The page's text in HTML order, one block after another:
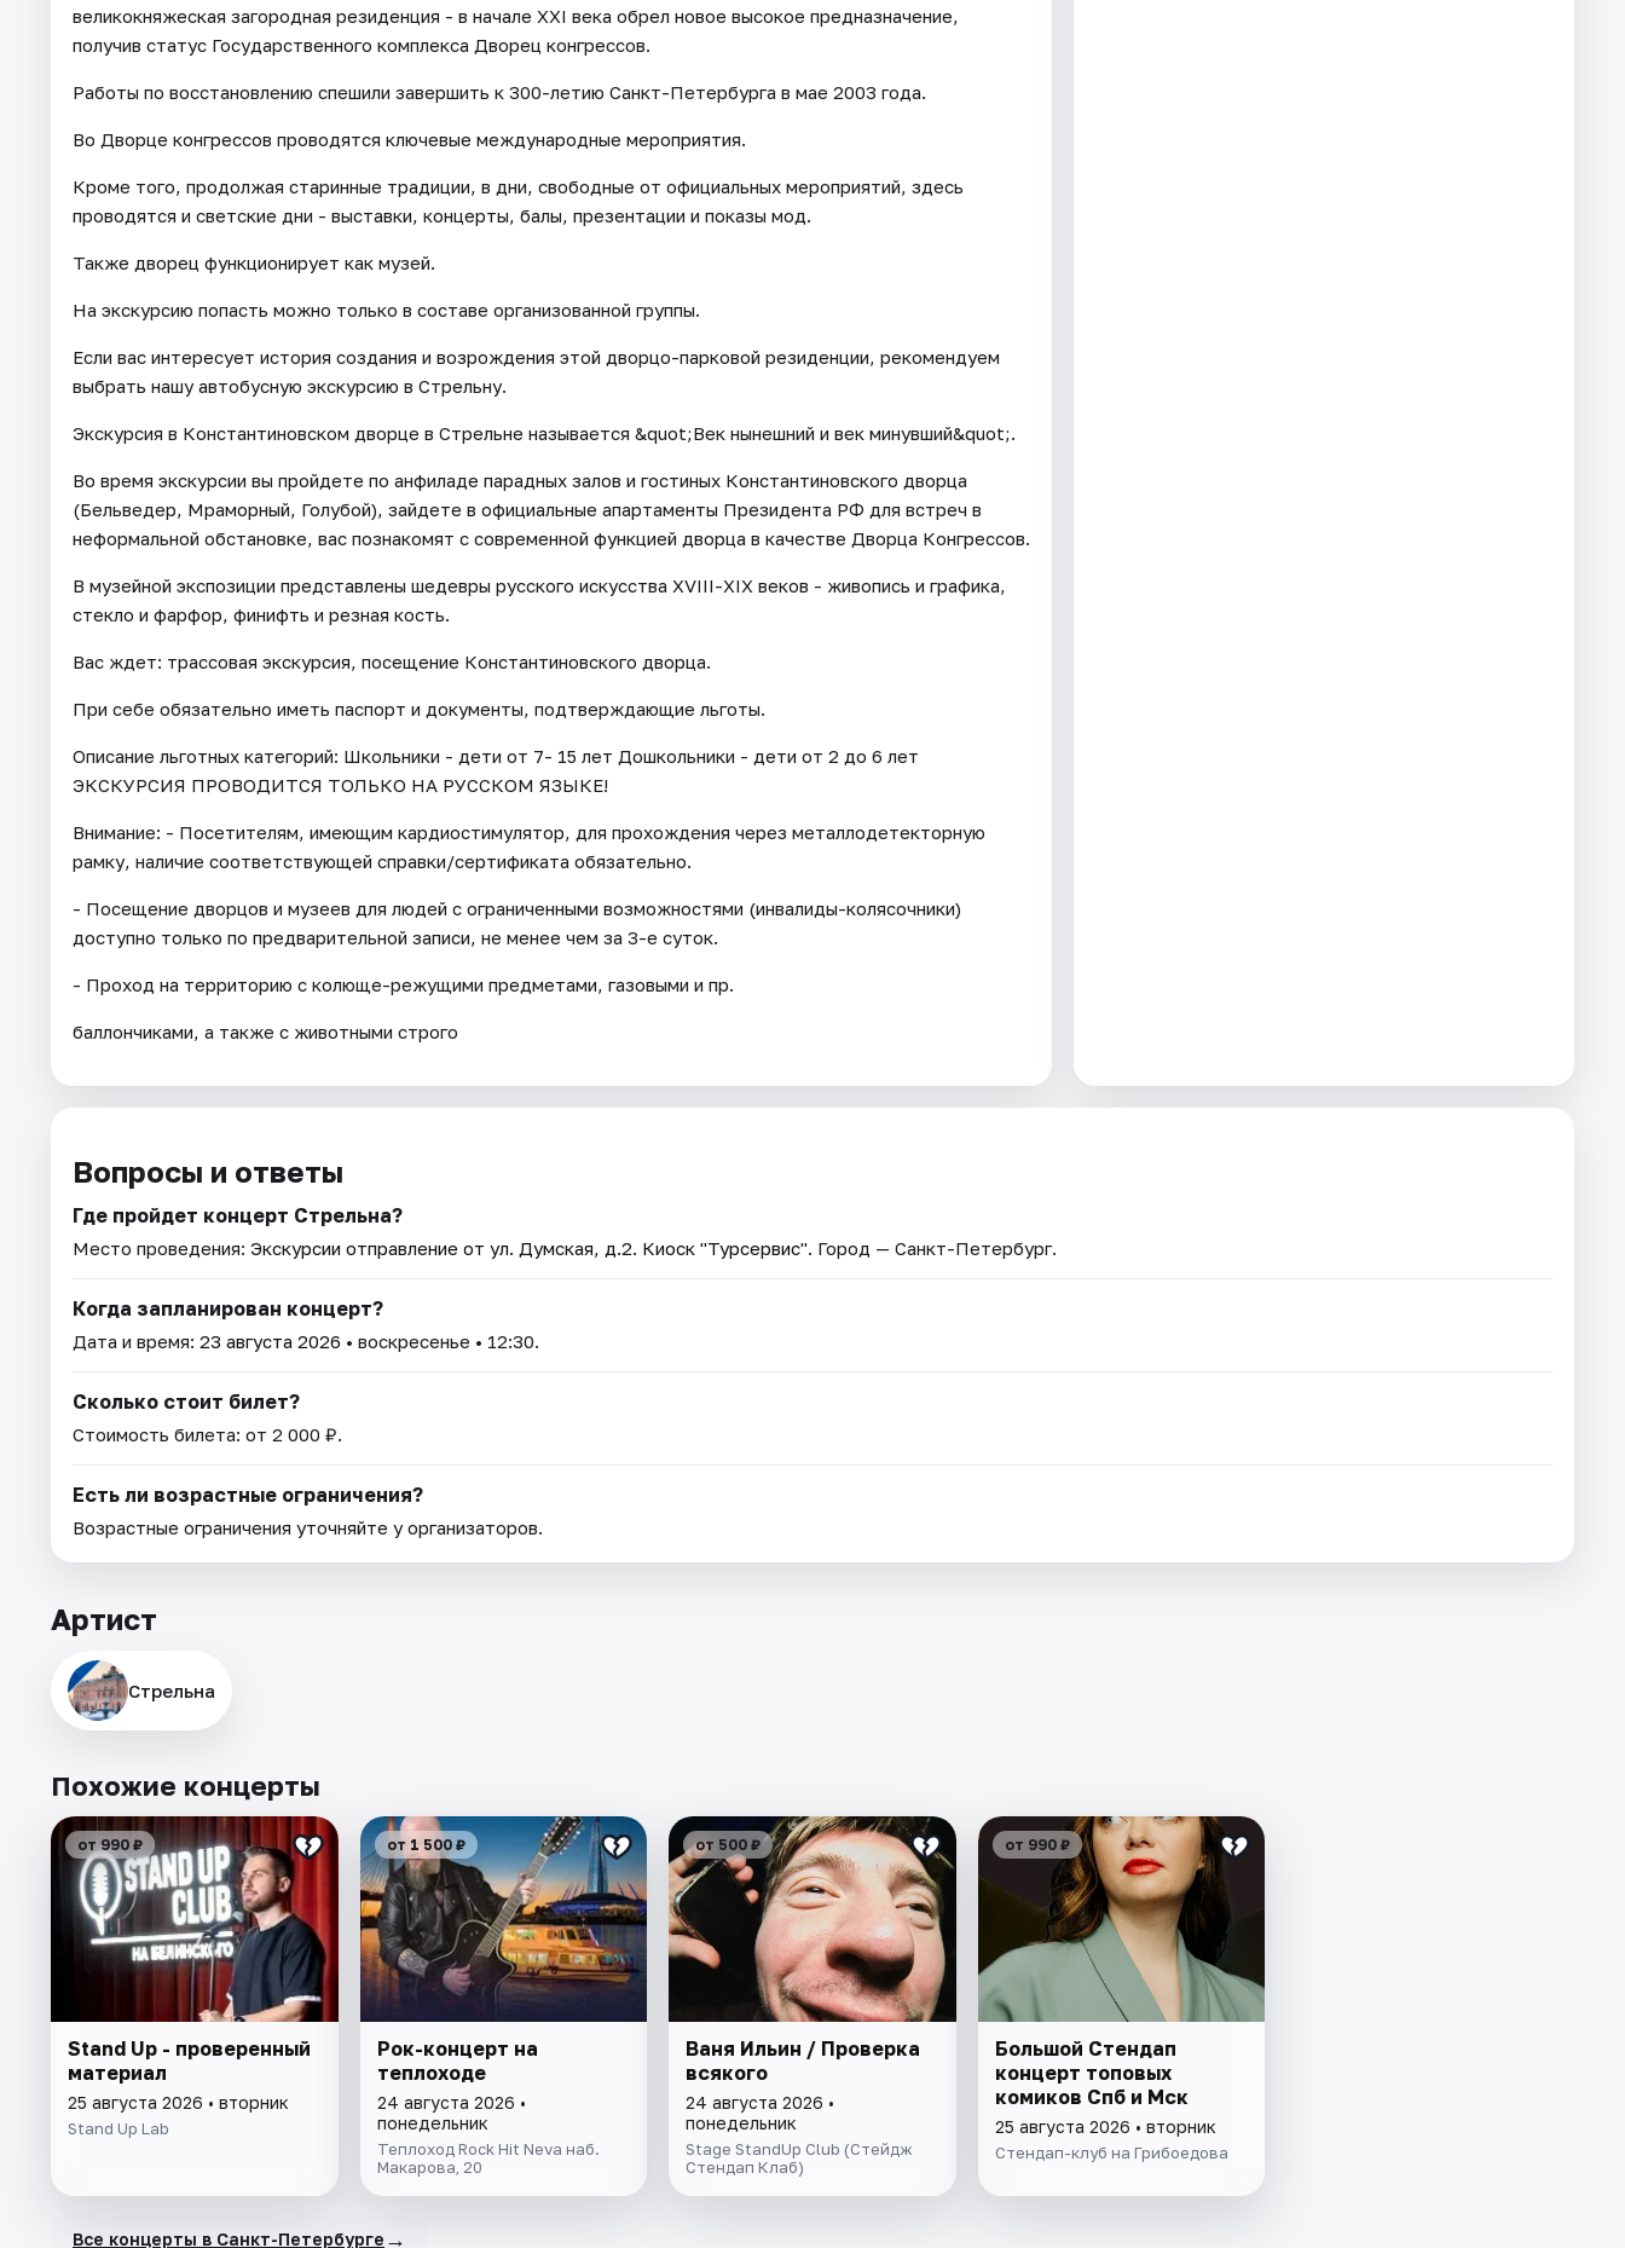
великокняжеская загородная резиденция - в начале XXI века обрел новое высокое предназначение,
получив статус Государственного комплекса Дворец конгрессов.
Работы по восстановлению спешили завершить к 300-летию Санкт-Петербурга в мае 2003 года.
Во Дворце конгрессов проводятся ключевые международные мероприятия.
Кроме того, продолжая старинные традиции, в дни, свободные от официальных мероприятий, здесь
проводятся и светские дни - выставки, концерты, балы, презентации и показы мод.
Также дворец функционирует как музей.
На экскурсию попасть можно только в составе организованной группы.
Если вас интересует история создания и возрождения этой дворцо-парковой резиденции, рекомендуем
выбрать нашу автобусную экскурсию в Стрельну.
Экскурсия в Константиновском дворце в Стрельне называется &quot;Век нынешний и век минувший&quot;.
Во время экскурсии вы пройдете по анфиладе парадных залов и гостиных Константиновского дворца
(Бельведер, Мраморный, Голубой), зайдете в официальные апартаменты Президента РФ для встреч в
неформальной обстановке, вас познакомят с современной функцией дворца в качестве Дворца Конгрессов.
В музейной экспозиции представлены шедевры русского искусства XVIII-XIX веков - живопись и графика,
стекло и фарфор, финифть и резная кость.
Вас ждет: трассовая экскурсия, посещение Константиновского дворца.
При себе обязательно иметь паспорт и документы, подтверждающие льготы.
Описание льготных категорий: Школьники - дети от 7- 15 лет Дошкольники - дети от 2 до 6 лет
ЭКСКУРСИЯ ПРОВОДИТСЯ ТОЛЬКО НА РУССКОМ ЯЗЫКЕ!
Внимание: - Посетителям, имеющим кардиостимулятор, для прохождения через металлодетекторную
рамку, наличие соответствующей справки/сертификата обязательно.
- Посещение дворцов и музеев для людей с ограниченными возможностями (инвалиды-колясочники)
доступно только по предварительной записи, не менее чем за 3-е суток.
- Проход на территорию с колюще-режущими предметами, газовыми и пр.
баллончиками, а также с животными строго
Вопросы и ответы
Где пройдет концерт Стрельна?
Место проведения: Экскурсии отправление от ул. Думская, д.2. Киоск "Турсервис". Город — Санкт-Петербург.
Когда запланирован концерт?
Дата и время: 23 августа 2026 • воскресенье • 12:30.
Сколько стоит билет?
Стоимость билета: от 2 000 ₽.
Есть ли возрастные ограничения?
Возрастные ограничения уточняйте у организаторов.
Артист
Стрельна
Похожие концерты
от 990 ₽
Stand Up - проверенный
материал
25 августа 2026 • вторник
Stand Up Lab
от 1 500 ₽
Рок-концерт нa
теплоходe
24 августа 2026 •
понедельник
Теплоход Rock Hit Neva наб.
Макарова, 20
от 500 ₽
Ваня Ильин / Проверка
всякого
24 августа 2026 •
понедельник
Stage StandUp Club (Стейдж
Стендап Клаб)
от 990 ₽
Большой Стендап
концерт топовых
комиков Спб и Мск
25 августа 2026 • вторник
Стендап-клуб на Грибоедова
Все концерты в Санкт-Петербурге →